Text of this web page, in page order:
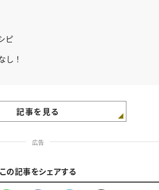
ピ
し！
記事を見る
広告
この記事をシェアする